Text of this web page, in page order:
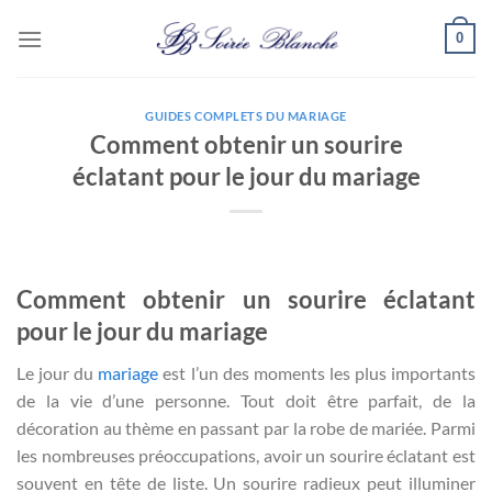
0
GUIDES COMPLETS DU MARIAGE
Comment obtenir un sourire
éclatant pour le jour du mariage
Comment obtenir un sourire éclatant
pour le jour du mariage
Le jour du mariage est l’un des moments les plus importants
de la vie d’une personne. Tout doit être parfait, de la
décoration au thème en passant par la robe de mariée. Parmi
les nombreuses préoccupations, avoir un sourire éclatant est
souvent en tête de liste. Un sourire radieux peut illuminer